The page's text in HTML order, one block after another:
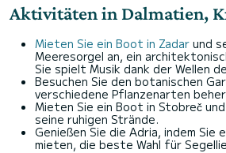
Aktivitäten in Dalmatien,
Mieten Sie ein Boot in Zadar und
Meeresorgel an, ein
Sie spielt Musik dank der Wellen
Besuchen Sie den botanischen
verschiedene Pflanzenarten
Mieten Sie ein Boot in Stobreč
seine ruhigen Strände.
Genießen Sie die Adria, indem Sie
mieten, die beste Wahl für